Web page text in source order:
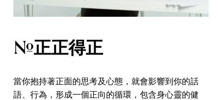
#正正得正
當你抱持著正面的思考及心態，就會影響到你的話
語、行為，形成一個正向的循環，包含身心靈的健